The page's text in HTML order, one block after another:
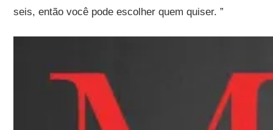
seis, então você pode escolher quem quiser. ”